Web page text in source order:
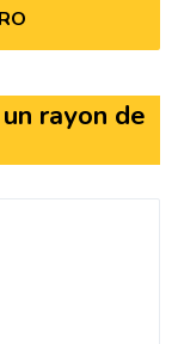
rayon de